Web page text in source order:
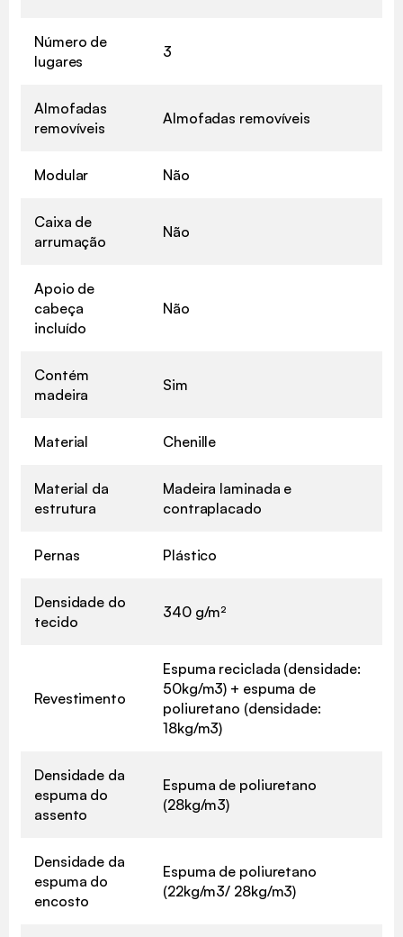
Número de
lugares
3
Almofadas
removíveis
Almofadas removíveis
Modular Não
Caixa de
arrumação
Não
Apoio de
cabeça
incluído
Não
Contém
madeira
Sim
Material Chenille
Material da
estrutura
Madeira laminada e
contraplacado
Pernas Plástico
Densidade do
tecido
340 g/m²
Revestimento
Espuma reciclada (densidade:
50kg/m3) + espuma de
poliuretano (densidade:
18kg/m3)
Densidade da
espuma do
assento
Espuma de poliuretano
(28kg/m3)
Densidade da
espuma do
encosto
Espuma de poliuretano
(22kg/m3/ 28kg/m3)